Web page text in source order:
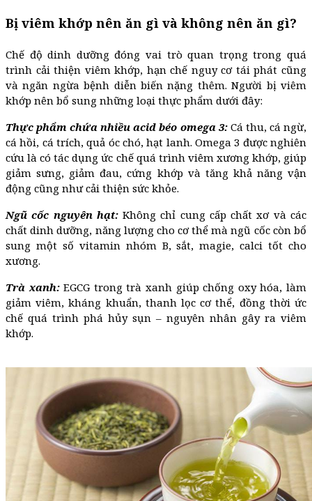
Bị viêm khớp nên ăn gì và không nên ăn gì?
Chế độ dinh dưỡng đóng vai trò quan trọng trong quá
trình cải thiện viêm khớp, hạn chế nguy cơ tái phát cũng
và ngăn ngừa bệnh diễn biến nặng thêm. Người bị viêm
khớp nên bổ sung những loại thực phẩm dưới đây:
Thực phẩm chứa nhiều acid béo omega 3: Cá thu, cá ngừ,
cá hồi, cá trích, quả óc chó, hạt lanh. Omega 3 được nghiên
cứu là có tác dụng ức chế quá trình viêm xương khớp, giúp
giảm sưng, giảm đau, cứng khớp và tăng khả năng vận
động cũng như cải thiện sức khỏe.
Ngũ cốc nguyên hạt:Không chỉ cung cấp chất xơ và các
chất dinh dưỡng, năng lượng cho cơ thể mà ngũ cốc còn bổ
sung một số vitamin nhóm B, sắt, magie, calci tốt cho
xương.
Trà xanh:EGCG trong trà xanh giúp chống oxy hóa, làm
giảm viêm, kháng khuẩn, thanh lọc cơ thể, đồng thời ức
chế quá trình phá hủy sụn – nguyên nhân gây ra viêm
khớp.